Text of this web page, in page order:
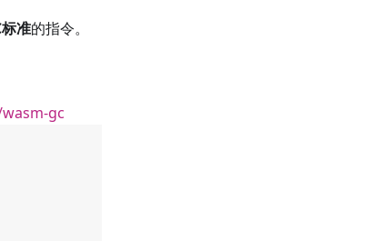
准的指令。
gc